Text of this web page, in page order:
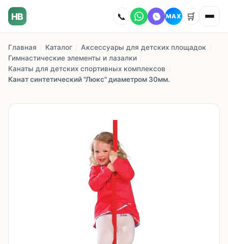
HB 📞 MAX 🛒
Главная
Наши работы
Каталог
Главная Каталог Аксессуары для детских площадок
Гимнастические элементы и лазалки
Канаты для детских спортивных комплексов
Канат синтетический "Люкс" диаметром 30мм.